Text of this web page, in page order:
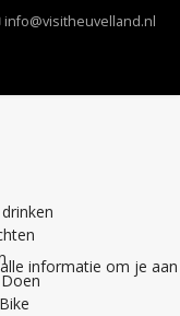
info@visitheuvelland.nl
informatie om je aan